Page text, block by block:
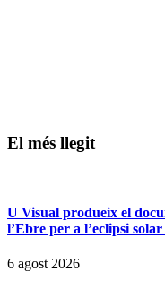
El més llegit
U Visual produeix el
l’Ebre per a l’eclipsi solar
6 agost 2026